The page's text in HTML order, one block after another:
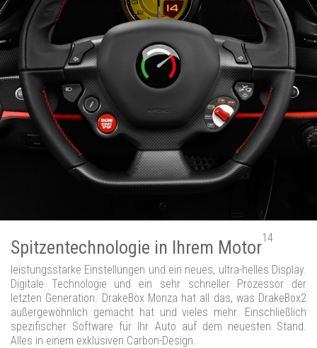
Spitzentechnologie in Ihrem Motor14
leistungsstarke Einstellungen und ein neues, ultra-helles Display.
Digitale Technologie und ein sehr schneller Prozessor der
letzten Generation. DrakeBox Monza hat all das, was DrakeBox2
außergewöhnlich gemacht hat und vieles mehr. Einschließlich
spezifischer Software für Ihr Auto auf dem neuesten Stand.
Alles in einem exklusiven Carbon-Design.